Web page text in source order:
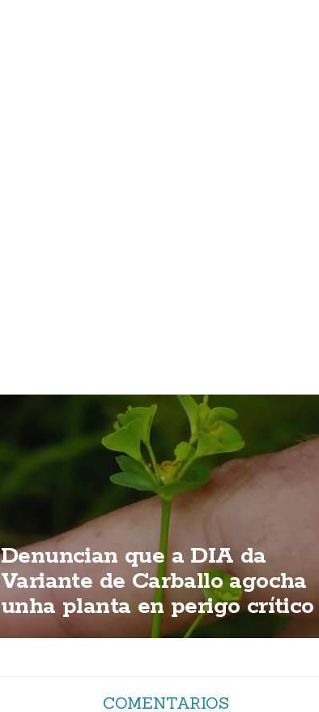
Denuncian que a DIA da
Variante de Carballo agocha
unha planta en perigo crítico
de extinción
COMENTARIOS